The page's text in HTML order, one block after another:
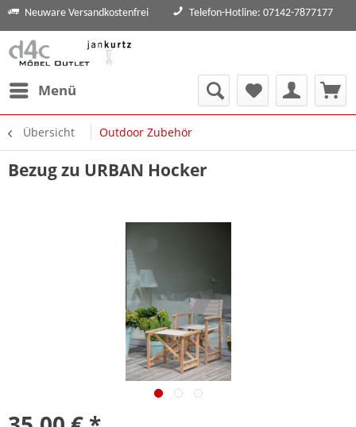
Neuware Versandkostenfrei Telefon-Hotline: 07142-7877177
Menü
Übersicht Outdoor Zubehör
Bezug zu URBAN Hocker